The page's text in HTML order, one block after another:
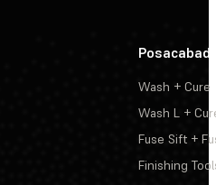
Wash + Cure
Wash L +
Fuse Sift +
Finishing